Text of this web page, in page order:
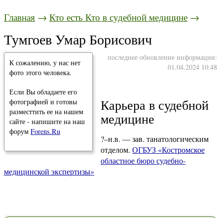
Главная → Кто есть Кто в судебной медицине →
Тумгоев Умар Борисович
К сожалению, у нас нет
фото этого человека.
Если Вы обладаете его
фотографией и готовы
разместтить ее на нашем
сайте - напишите на наш
форум Forens.Ru
последнее обновление информации:
01.04.2024 10:48
Карьера в судебной
медицине
?–н.в. — зав. танатологическим
отделом. ОГБУЗ «Костромское
областное бюро судебно-
медицинской экспертизы»